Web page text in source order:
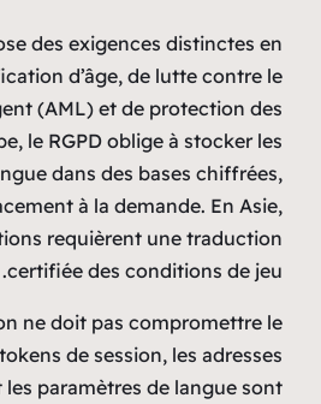
Chaque pays impose des
matière de vérification
blanchiment d’argent
données. En Europe, le
préférences de langue
avec droit à
certaines juridictions
La localisation ne
chiffrement : les tokens
e‑mail et les